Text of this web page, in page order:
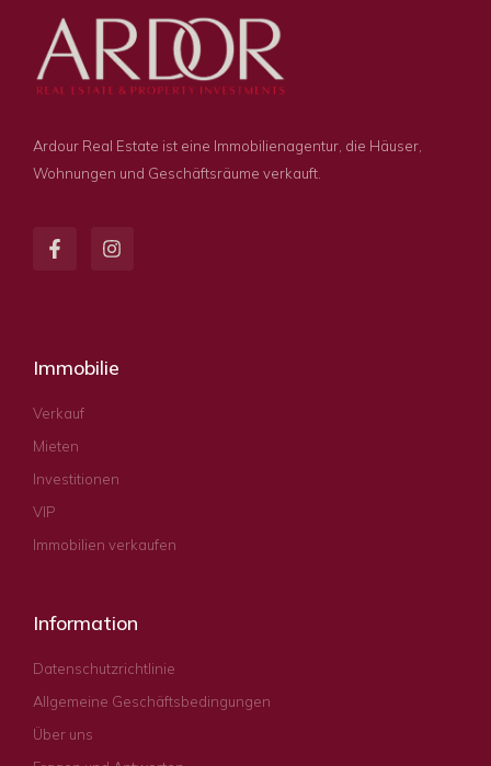
Ardour Real Estate ist eine Immobilienagentur, die Häuser,
Wohnungen und Geschäftsräume verkauft.
Immobilie
Verkauf
Mieten
Investitionen
VIP
Immobilien verkaufen
Information
Datenschutzrichtlinie
Allgemeine Geschäftsbedingungen
Über uns